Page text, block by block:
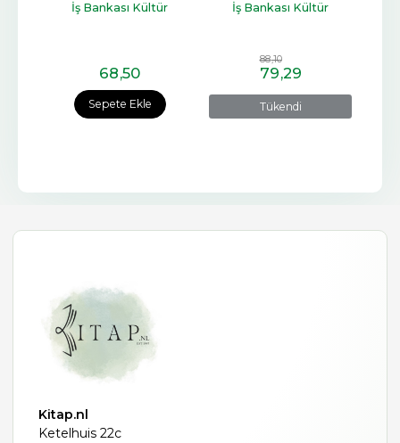
Sepete Ekle
İş Bankası Kültür
68,50
Tükendi
İş Bankası Kültür
88,10
79,29
Kitap.nl
Ketelhuis 22c